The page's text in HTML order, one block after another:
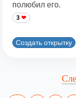
полюбил его.
3
Создать открытку